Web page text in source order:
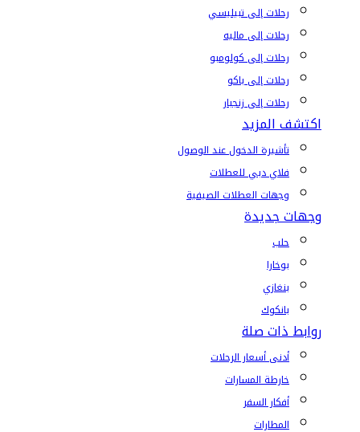
رحلات إلى تبيليسي
رحلات إلى ماليه
رحلات إلى كولومبو
رحلات إلى باكو
رحلات إلى زنجبار
اكتشف المزيد
تأشيرة الدخول عند الوصول
فلاي دبي للعطلات
وجهات العطلات الصيفية
وجهات جديدة
حلب
بوخارا
بنغازي
بانكوك
روابط ذات صلة
أدنى أسعار الرحلات
خارطة المسارات
أفكار السفر
المطارات